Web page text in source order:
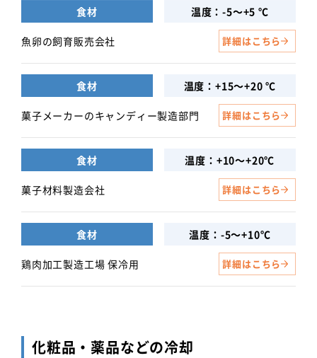
食材 温度：-5～+5 ℃
魚卵の飼育販売会社 詳細はこちら
食材 温度：+15～+20 ℃
菓子メーカーのキャンディー製造部門 詳細はこちら
食材 温度：+10～+20℃
菓子材料製造会社 詳細はこちら
食材 温度：-5～+10℃
鶏肉加工製造工場 保冷用 詳細はこちら
化粧品・薬品などの冷却